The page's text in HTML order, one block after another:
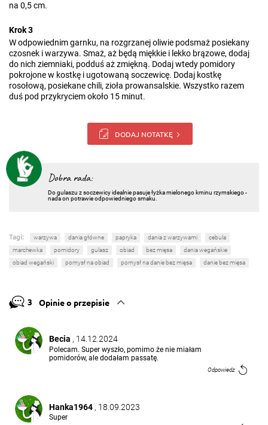
na 0,5 cm.
Krok 3
W odpowiednim garnku, na rozgrzanej oliwie podsmaż posiekany
czosnek i warzywa. Smaż, aż będą miękkie i lekko brązowe, dodaj
do nich ziemniaki, podduś aż zmiękną. Dodaj wtedy pomidory
pokrojone w kostkę i ugotowaną soczewicę. Dodaj kostkę
rosołową, posiekane chili, zioła prowansalskie. Wszystko razem
duś pod przykryciem około 15 minut.
DODAJ NOTATKĘ
Dobra rada:
Do gulaszu z soczewicy idealnie pasuje łyżka mielonego kminu rzymskiego -
nada on potrawie odpowiedniego smaku.
Tagi: warzywa dania główne papryka dania z warzywami
cebula
marchewka
pomidory gulasz obiad bez mięsa
dania wegańskie
obiad wegański
pomysł na obiad pomysł na danie bez mięsa danie bez mięsa
3 Opinie o przepisie
Becia , 14.12.2024
Polecam. Super wyszło, pomimo że nie miałam
pomidorów, ale dodałam passatę.
Odpowiedz
Hanka1964 , 18.09.2023
Super